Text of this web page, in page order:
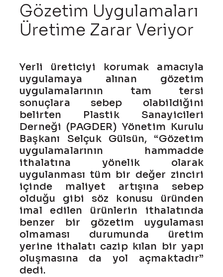
Gözetim Uygulamaları
Üretime Zarar Veriyor
Yerli üreticiyi korumak amacıyla
uygulamaya alınan gözetim
uygulamalarının tam tersi
sonuçlara sebep olabildiğini
belirten Plastik Sanayicileri
Derneği (PAGDER) Yönetim Kurulu
Başkanı Selçuk Gülsün, “Gözetim
uygulamalarının hammadde
ithalatına yönelik olarak
uygulanması tüm bir değer zinciri
içinde maliyet artışına sebep
olduğu gibi söz konusu üründen
imal edilen ürünlerin ithalatında
benzer bir gözetim uygulaması
olmaması durumunda üretim
yerine ithalatı cazip kılan bir yapı
oluşmasına da yol açmaktadır”
dedi.